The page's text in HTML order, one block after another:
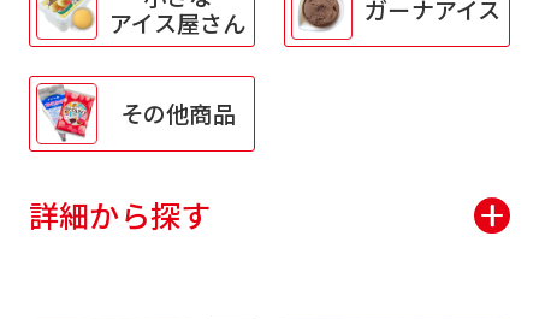
アイス屋さん ガーナアイス
その他商品
詳細から探す